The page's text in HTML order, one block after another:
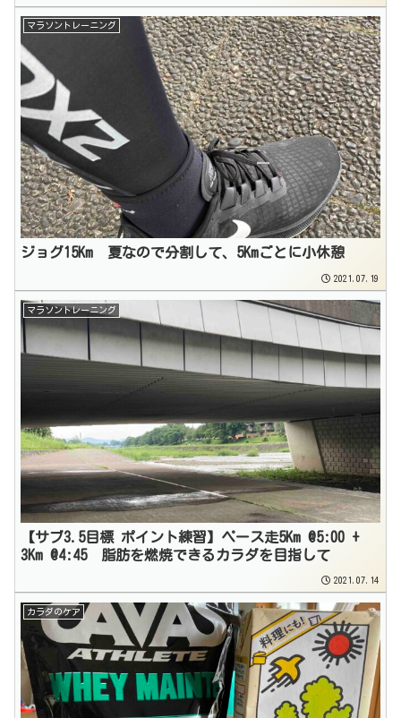
マラソントレーニング
ジョグ15Km 夏なので分割して、5Kmごとに小休憩
2021.07.19
マラソントレーニング
【サブ3.5目標 ポイント練習】ペース走5Km @5:00 +
3Km @4:45 脂肪を燃焼できるカラダを目指して
2021.07.14
カラダのケア